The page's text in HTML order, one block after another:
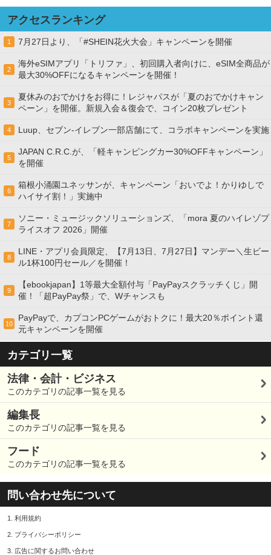
アクセスランキング
1 7月27日より、「#SHEIN花火大会」キャンペーンを開催
2
海外eSIMアプリ「トリファ」、初回購入者向けに、eSIM全商品が
最大30%OFFになるキャンペーンを開催！
3
夏休みのおでかけをお得に！レジャパスが「夏のおでかけキャン
ペーン」を開催。新規入会＆復会で、コイン20枚プレゼント
4 Luup、セブン‐イレブン一部店舗にて、コラボキャンペーンを実施
5
JAPAN C.R.C.が、「軽キャンピングカー30%OFFキャンペーン」
を開催
6
箱根小涌園ユネッサンが、キャンペーン「おいでよ！かりゆしで
ハイサイ割！」実施中
7
ソニー・ミュージックソリューションズ、「mora 夏のハイレゾプ
ライスオフ 2026」開催
8
LINE・アプリ会員限定、【7月13日、7月27日】マンデー＼生ビー
ル1杯100円セール／を開催！
9
【ebookjapan】1等最大全額付与「PayPayスクラッチくじ」開
催！「超PayPay祭」で、Wチャンスも
10
PayPayで、カプコンPCゲームがおトクに！最大20％ポイント還
元キャンペーンを開催
カテゴリ一覧
法律・会計・ビジネス
このカテゴリの記事一覧を見る
編集長
このカテゴリの記事一覧を見る
フード
このカテゴリの記事一覧を見る
問い合わせ先について
1. 利用規約
2. プライバシーポリシー
3. 広告に関するお問い合わせ